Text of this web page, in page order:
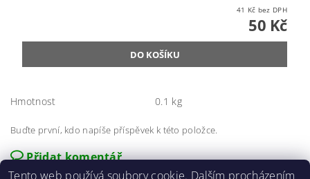
41 Kč bez DPH
50 Kč
Hmotnost 0.1 kg
Buďte první, kdo napíše příspěvek k této položce.
Přidat komentář
Tento web používá soubory cookie. Dalším procházením